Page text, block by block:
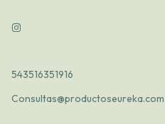
543516351916
Consultas@productoseureka.com